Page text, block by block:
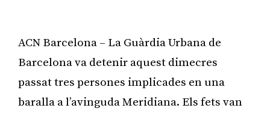
ACN Barcelona – La Guàrdia Urbana de
Barcelona va detenir aquest dimecres
passat tres persones implicades en una
baralla a l’avinguda Meridiana. Els fets van